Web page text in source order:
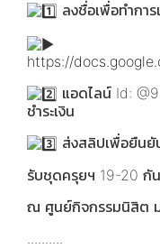
ลงชื่อเพื่อทำกา
https://
แอดไลน์ Id:
ชำระเงิน
ส่งสลิปเพื่อยืนยั
รับชุดครุยฯ 19-20 กั
ณ ศูนย์กิจกรรมนิสิต